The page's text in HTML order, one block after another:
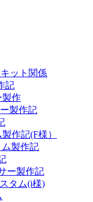
ット関係
記
製作
製作記
作記(F様）
製作記
ー製作記
タム(i様)